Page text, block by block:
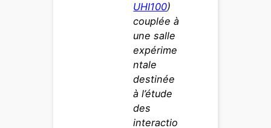
UHI100)
couplée à
une salle
expérime
ntale
destinée
à l’étude
des
interactio